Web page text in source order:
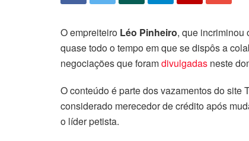
O empreiteiro Léo Pinheiro, que incriminou
quase todo o tempo em que se dispôs a
negociações que foramdivulgadas neste
O conteúdo é parte dos vazamentos do
considerado merecedor de crédito após
o líder petista.